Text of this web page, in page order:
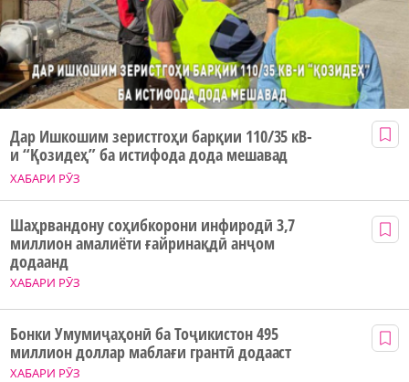
ХАБАРИ РӮЗ
Дар Ишкошим зеристгоҳи барқии 110/35 кВ-
и “Қозидеҳ” ба истифода дода мешавад
ХАБАРИ РӮЗ
Шаҳрвандону соҳибкорони инфиродӣ 3,7
миллион амалиёти ғайринақдӣ анҷом
додаанд
ХАБАРИ РӮЗ
Бонки Умумиҷаҳонӣ ба Тоҷикистон 495
миллион доллар маблағи грантӣ додааст